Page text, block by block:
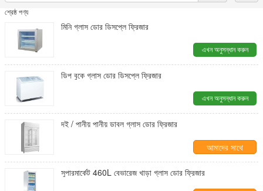
শ্রেষ্ঠ পণ্য
মিনি গ্লাস ডোর ডিসপ্লে ফ্রিজার
এখন অনুসন্ধান করুন
ডিপ বুকে গ্লাস ডোর ডিসপ্লে ফ্রিজার
এখন অনুসন্ধান করুন
দই / পানীয় পানীয় ডাবল গ্লাস ডোর ফ্রিজার
আমাদের সাথে
যোগাযোগ করুন
সুপারমার্কেট 460L বেভারেজ খাড়া গ্লাস ডোর ফ্রিজার